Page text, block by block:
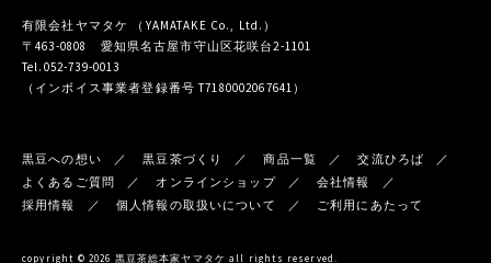
有限会社ヤマタケ （YAMATAKE Co., Ltd.）
〒463-0808 愛知県名古屋市守山区花咲台2-1101
Tel.052-739-0013
（インボイス事業者登録番号 T7180002067641）
黒豆への想い 黒豆茶づくり 商品一覧
交流ひろば
よくあるご質問
オンラインショップ
会社情報
採用情報
個人情報の取扱いについて ご利用にあたって
copyright © 2026 黒豆茶総本家ヤマタケ all rights reserved.